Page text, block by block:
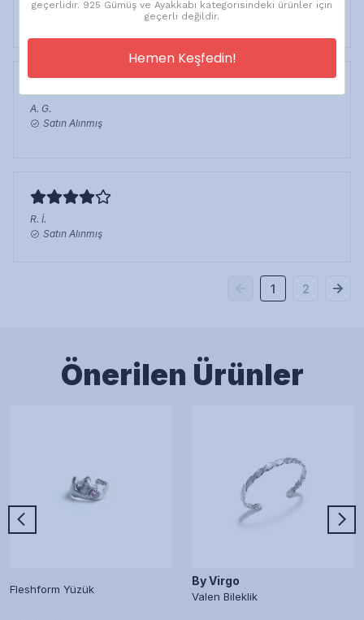
Satın Alınmış
A. G.
Satın Alınmış
R. İ.
Satın Alınmış
1 2
Önerilen Ürünler
Fleshform Yüzük
By Virgo
Valen Bileklik
geçerlidir. 925 Gümüş ve Ayakkabı kategorisindeki ürünler için
geçerli değildir.
Hemen Keşfedin!